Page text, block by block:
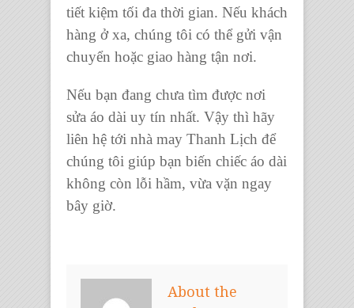
tiết kiệm tối đa thời gian. Nếu khách
hàng ở xa, chúng tôi có thể gửi vận
chuyển hoặc giao hàng tận nơi.
Nếu bạn đang chưa tìm được nơi
sửa áo dài uy tín nhất. Vậy thì hãy
liên hệ tới nhà may Thanh Lịch để
chúng tôi giúp bạn biến chiếc áo dài
không còn lỗi hầm, vừa vặn ngay
bây giờ.
About the